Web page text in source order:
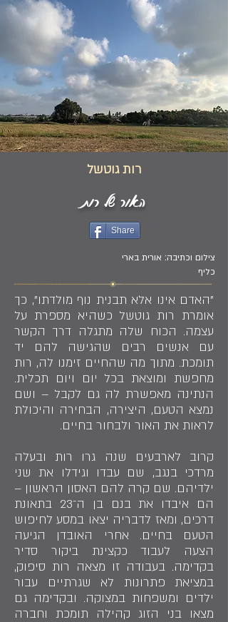
רות גוטשל
האור של רות
Share
צילום וכתיבה: אורית בארי
כליף
"האדם אינו אלא תבנית נוף מולדתו", כך
אומרת רות גוטשל כשהיא מספרת על
עצמה. הכוח שלה מתגלה דרך הקשר
עם אנשים רבים שהגישה להם יד
תומכת. מתוך מה שהחיים זימנו לה, רות
מחפשת ומוצאת בכל יום ויום תכלית.
הנתינה מאפשרת לה גם לקבל – ושם
נמצא הטעם, היצירה, הבחירה והיכולת
לראות את האור ולבחור בחיים.
קרוב לארבעים שנה גרו רות ובעלה
מרדכי בנגב, שם עבדו וגידלו את שני
ילדיהם. שם קרה להם האסון הראשון –
הם איבדו את בנם בן ה־23 בתאונת
דרכים, ומאז לדבריה יצאו במסע לחיפוש
הטעם בחיים. אחרי האובדן הגיעה
הצעה לעבוד כקצינת ביקור סדיר
בקדימה. בעבודה זו מצאה רות סיפוק,
במציאת פתרונות לא שגרתיים עבור
ילדים ומשפחות במצוקה. ובקדימה גם
מצאו בני הזוג קהילה תומכת וחברה